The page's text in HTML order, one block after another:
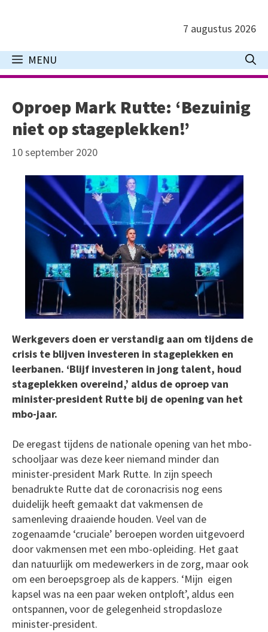
inhoud
7 augustus 2026
MENU
Oproep Mark Rutte: ‘Bezuinig
niet op stageplekken!’
10 september 2020
Werkgevers doen er verstandig aan om tijdens de
crisis te blijven investeren in stageplekken en
leerbanen. ‘Blijf investeren in jong talent, houd
stageplekken overeind,’ aldus de oproep van
minister-president Rutte bij de opening van het
mbo-jaar.
De eregast tijdens de nationale opening van het mbo-
schooljaar was deze keer niemand minder dan
minister-president Mark Rutte. In zijn speech
benadrukte Rutte dat de coronacrisis nog eens
duidelijk heeft gemaakt dat vakmensen de
samenleving draaiende houden. Veel van de
zogenaamde ‘cruciale’ beroepen worden uitgevoerd
door vakmensen met een mbo-opleiding. Het gaat
dan natuurlijk om medewerkers in de zorg, maar ook
om een beroepsgroep als de kappers. ‘Mijn eigen
kapsel was na een paar weken ontploft’, aldus een
ontspannen, voor de gelegenheid stropdasloze
minister-president.